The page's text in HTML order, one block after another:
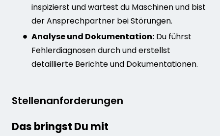
inspizierst und wartest du Maschinen und bist
der Ansprechpartner bei Störungen.
Analyse und Dokumentation: Du führst
Fehlerdiagnosen durch und erstellst
detaillierte Berichte und Dokumentationen.
Stellenanforderungen
Das bringst Du mit